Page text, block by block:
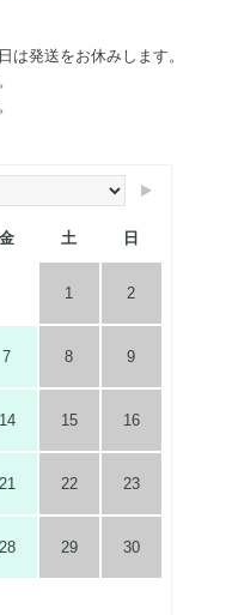
は発送をお休みします。
金 土 日
1 2
7 8 9
14 15 16
21 22 23
28 29 30